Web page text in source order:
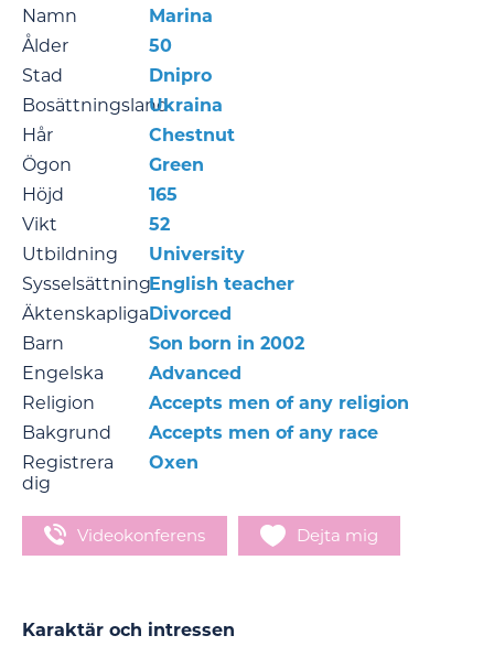
Namn
Marina
Ålder
50
Stad
Dnipro
BosättningslandUkraina
Hår
Chestnut
Ögon
Green
Höjd
165
Vikt
52
Utbildning
University
SysselsättningEnglish teacher
ÄktenskapligaDivorced
Barn
Son born in 2002
Engelska
Advanced
Religion
Accepts men of any religion
Bakgrund
Accepts men of any race
Registrera
dig
Oxen
Videokonferens Dejta mig
Karaktär och intressen